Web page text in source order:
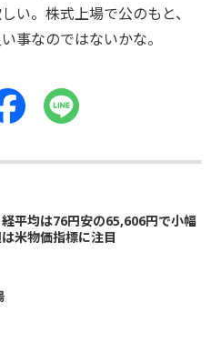
い。株式上場で公のもと、
事なのではないかな。
経平均は76円安の65,606円で小幅
米物価指標に注目